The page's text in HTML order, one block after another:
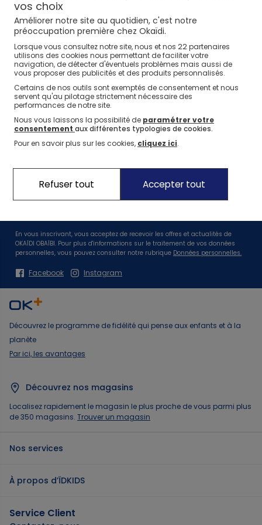
⏱️ Last days
Nos sélections
Nos conseils
Idées Cadeaux Naissance J'en profite
Nos conseils
Nos Pantalons & Leggings J'en profite
Nos conseils
Nos Pantalons J'en profite
Nos sélections
Nos conseils
Nouvelle collection J'en profite
Nos conseils
Nouvelle Collection J'en profite
Jeux sportifs
Nos marques
La marque Okaïdi
Nos engagements
Nos engagements pour l'environnement
Nos actions solidaires
Suivez nous
En vous inscrivant, vous acceptez de recevoir les offres et actualités de
OKAÏDI OBAÏBI. Pour plus d'informations sur le traitement de vos données
personnelles, vous pouvez consulter notre rubrique Données personnelles.
Facebook Instagram
Découvrez le programme de fidélité qui pense aux enfants et à la
planète
Par ici, les avantages
Découvrez nos magasins
Localisez rapidement le magasin le plus proche de vous parmi plus
de 350 magasins. Trouver un magasin
Nos services
À propos d’ÏDKIDS
Service Client
vos choix
Améliorer notre site au quotidien, c'est notre
préoccupation première chez Okaïdi.
Lorsque vous consultez notre site, nous et nos 22partenaires
utilisons des cookies nous permettant de faciliter votre
navigation, de détecter d'éventuels problèmes mais aussi de
vous proposer des publicités et des produits personnalisés.
Certains de nos outils sont exemptés de consentement et nous
servent qu'au pilotage strictement nécessaire des
performances de notre site.
Nous vous laissons la possibilité de paramétrer votre
consentement aux différentes typologies de cookies.
Pour en savoir plus sur les cookies, cliquez ici.
Refuser tout Accepter tout